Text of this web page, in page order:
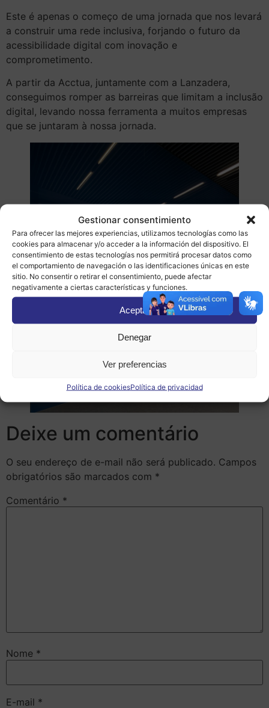
Gestionar consentimiento
Para ofrecer las mejores experiencias, utilizamos tecnologías como las
cookies para almacenar y/o acceder a la información del dispositivo. El
consentimiento de estas tecnologías nos permitirá procesar datos como
el comportamiento de navegación o las identificaciones únicas en este
sitio. No consentir o retirar el consentimiento, puede afectar
negativamente a ciertas características y funciones.
Aceptar
Denegar
Ver preferencias
Política de cookiesPolítica de privacidad
Este é apenas o começo de uma jornada que nos levará
a construir uma rede inclusiva, forjando o futuro da
acessibilidade digital com inovação e
comprometimento.
A partir da Acctua, juntamente com a Lanzadera,
conseguimos romper as barreiras que limitam a inclusão
digital, levando nossa ferramenta a muitos empresas
que se juntaram à nossa jornada.
Deixe um comentário
O seu endereço de e-mail não será publicado. Campos
obrigatórios são marcados com *
Comentário *
Nome *
E-mail *